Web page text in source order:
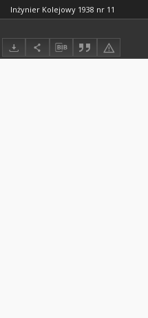
Inżynier Kolejowy 1938 nr 11